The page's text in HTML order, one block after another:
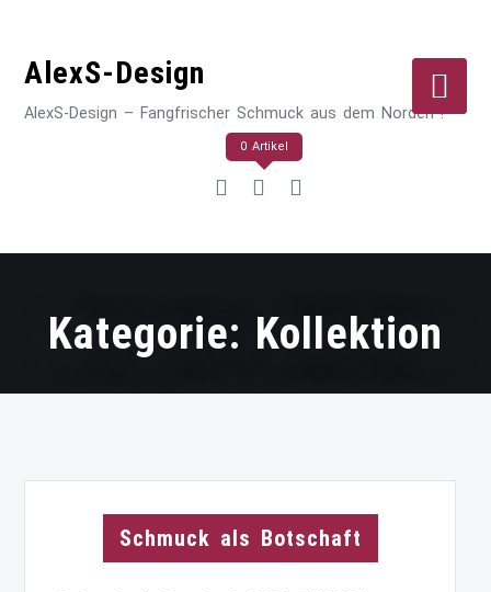
springen
AlexS-Design
AlexS-Design – Fangfrischer Schmuck aus dem Norden !
0 Artikel
Kategorie: Kollektion
Schmuck als Botschaft